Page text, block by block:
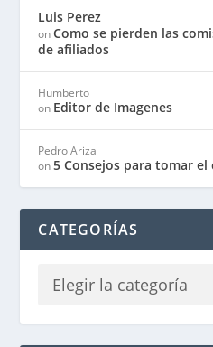
Luis Perez
onComo se pierden las
de afiliados
Humberto
on Editor de Imagenes
Pedro Ariza
on5 Consejos para tomar
CATEGORÍAS